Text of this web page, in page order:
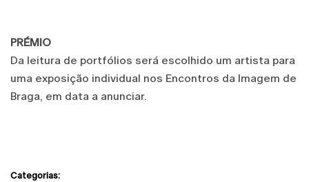
PRÉMIO
Da leitura de portfólios será escolhido um artista para
uma exposição individual nos Encontros da Imagem de
Braga, em data a anunciar.
Categorias: